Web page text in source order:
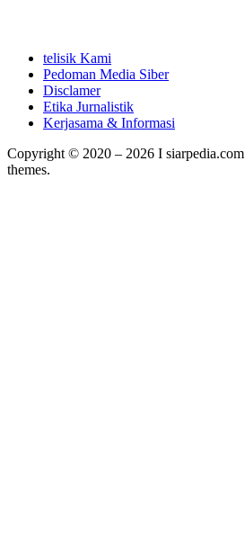
telisik Kami
Pedoman Media Siber
Disclamer
Etika Jurnalistik
Kerjasama & Informasi
Copyright © 2020 – 2026 I siarpedia.com
themes.